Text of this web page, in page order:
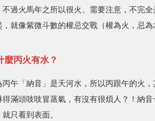
不過火馬年之所以很火、需要注意，不完
，就像紫微斗數的權忌交戰（權為火，忌
麼丙火有水？
丙午「納音」是天河水，所以丙跟午的火
得滿頭吱吱冒蒸氣，有沒有很煩人？！納
只看到表面。